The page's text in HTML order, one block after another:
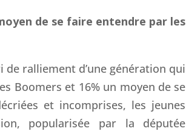
de se faire entendre par les
ralliement d’une génération qui
Boomers et 16% un moyen de se
et incomprises, les jeunes
popularisée par la députée